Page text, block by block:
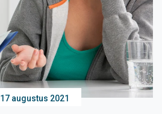
17 augustus 2021